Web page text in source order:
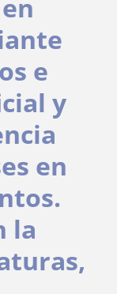
e
y
en
la